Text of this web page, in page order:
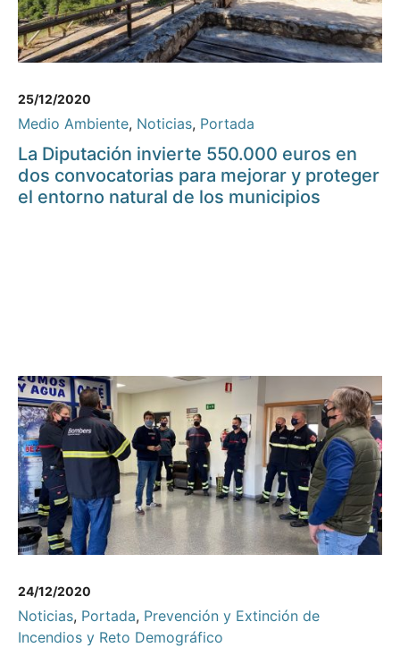
25/12/2020
Medio Ambiente, Noticias, Portada
La Diputación invierte 550.000 euros en
dos convocatorias para mejorar y proteger
el entorno natural de los municipios
24/12/2020
Noticias, Portada, Prevención y Extinción de
Incendios y Reto Demográfico